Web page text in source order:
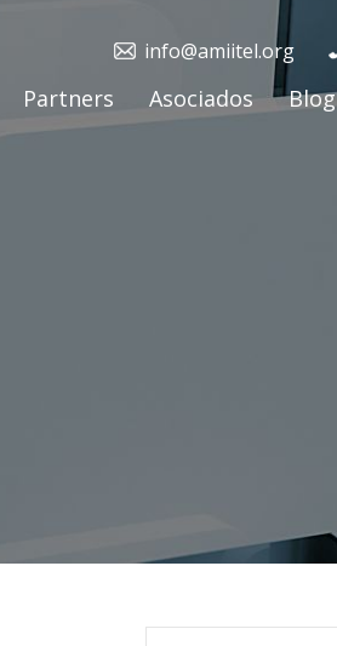
info@amiitel.org
Partners Asociados Blog